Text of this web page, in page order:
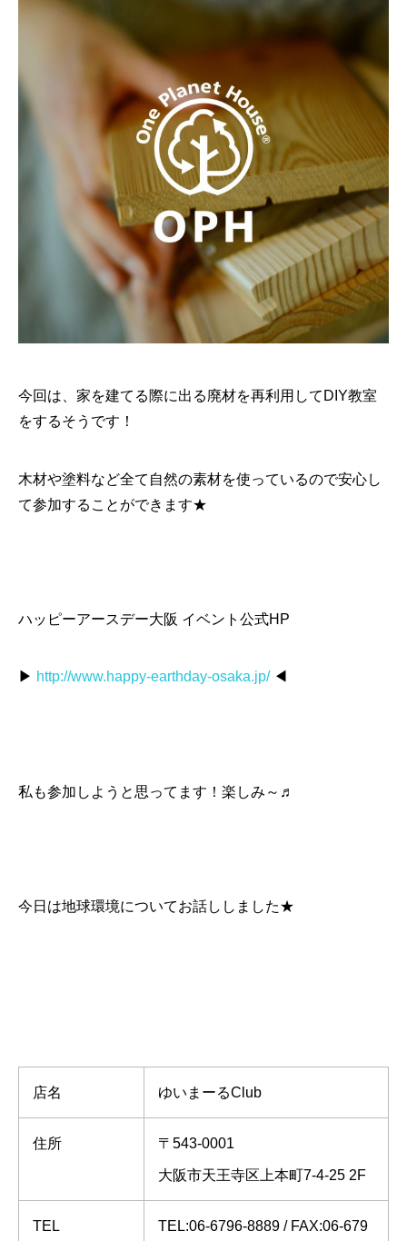
今回は、家を建てる際に出る廃材を再利用してDIY教室
をするそうです！
木材や塗料など全て自然の素材を使っているので安心し
て参加することができます★
ハッピーアースデー大阪 イベント公式HP
▶ http://www.happy-earthday-osaka.jp/◀
私も参加しようと思ってます！楽しみ～♬
今日は地球環境についてお話ししました★
店名 ゆいまーるClub
住所 〒543-0001
大阪市天王寺区上本町7-4-25 2F
TEL TEL:06-6796-8889 / FAX:06-679